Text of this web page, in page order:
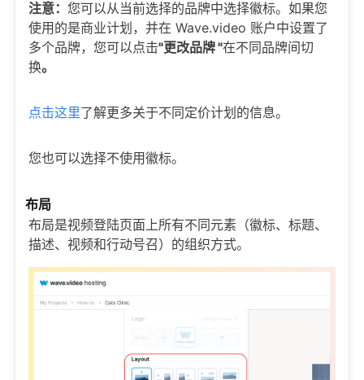
注意： 您可以从当前选择的品牌中选择徽标。如果您
使用的是商业计划，并在 Wave.video 账户中设置了
多个品牌，您可以点击"更改品牌 "在不同品牌间切
换。
点击这里了解更多关于不同定价计划的信息。
您也可以选择不使用徽标。
布局
布局是视频登陆页面上所有不同元素（徽标、标题、
描述、视频和行动号召）的组织方式。